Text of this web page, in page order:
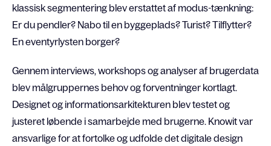
klassisk segmentering blev erstattet af modus-tænkning:
Er du pendler? Nabo til en byggeplads? Turist? Tilflytter?
En eventyrlysten borger?
Gennem interviews, workshops og analyser af brugerdata
blev målgruppernes behov og forventninger kortlagt.
Designet og informationsarkitekturen blev testet og
justeret løbende i samarbejde med brugerne. Knowit var
ansvarlige for at fortolke og udfolde det digitale design